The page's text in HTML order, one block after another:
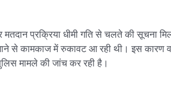
मतदान प्रक्रिया धीमी गति से चलते की
से कामकाज में रुकावट आ रही थी। इस कारण
मामले की जांच कर रही है।